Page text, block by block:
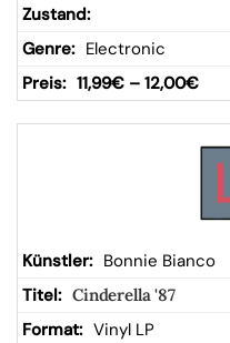
Electronic
11,99€ – 12,00€
Bonnie Bianco
Cinderella '87
Vinyl LP